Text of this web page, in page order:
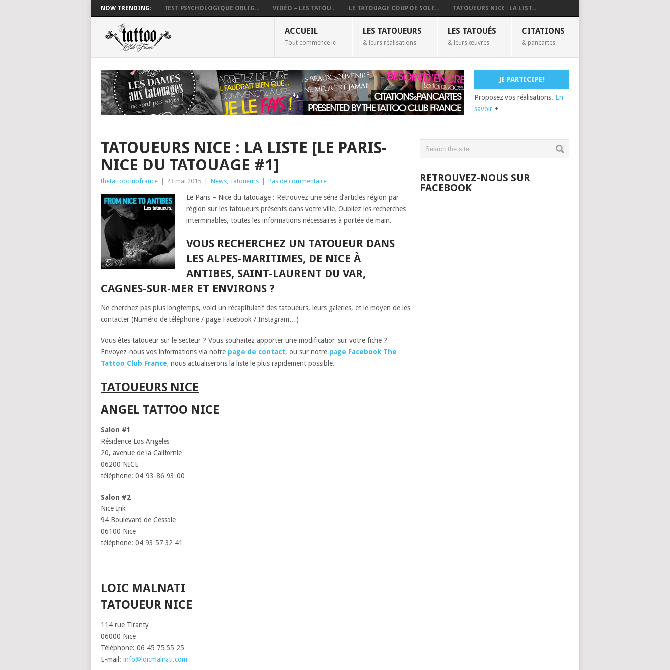
NOW TRENDING: TEST PSYCHOLOGIQUE OBLIG... VIDÉO – LES TATOU... LE TATOUAGE COUP DE SOLE... TATOUEURS NICE : LA LIST...
ACCUEIL
Tout commence ici
LES TATOUEURS
& leurs réalisations
LES TATOUÉS
& leurs œuvres
CITATIONS
& pancartes
JE PARTICIPE!
Proposez vos réalisations. En
savoir +
TATOUEURS NICE : LA LISTE [LE PARIS-
NICE DU TATOUAGE #1]
thetattooclubfrance 23 mai 2015 News, Tatoueurs Pas de commentaire
Le Paris – Nice du tatouage : Retrouvez une série d’articles région par
région sur les tatoueurs présents dans votre ville. Oubliez les recherches
interminables, toutes les informations nécessaires à portée de main.
VOUS RECHERCHEZ UN TATOUEUR DANS
LES ALPES-MARITIMES, DE NICE À
ANTIBES, SAINT-LAURENT DU VAR,
CAGNES-SUR-MER ET ENVIRONS ?
Ne cherchez pas plus longtemps, voici un récapitulatif des tatoueurs, leurs galeries, et le moyen de les
contacter (Numéro de téléphone / page Facebook / Instagram…)
Vous êtes tatoueur sur le secteur ? Vous souhaitez apporter une modification sur votre fiche ?
Envoyez-nous vos informations via notre page de contact, ou sur notre page Facebook The
Tattoo Club France, nous actualiserons la liste le plus rapidement possible.
TATOUEURS NICE
ANGEL TATTOO NICE
Salon #1
Résidence Los Angeles
20, avenue de la Californie
06200 NICE
téléphone: 04-93-86-93-00
Salon #2
Nice Ink
94 Boulevard de Cessole
06100 Nice
téléphone: 04 93 57 32 41
LOIC MALNATI
TATOUEUR NICE
114 rue Tiranty
06000 Nice
Téléphone: 06 45 75 55 25
E-mail: info@loicmalnati.com
RETROUVEZ-NOUS SUR
FACEBOOK